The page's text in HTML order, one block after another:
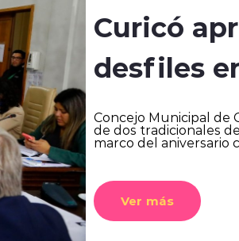
Curicó
desfiles
Concejo Municipal de
de dos tradicionales
marco del aniversario
Ver más